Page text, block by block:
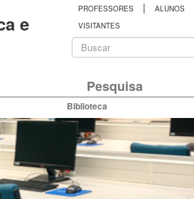
e
PROFESSORES | ALUNOS
VISITANTES
Formulário
busca
Pesquisa
Biblioteca